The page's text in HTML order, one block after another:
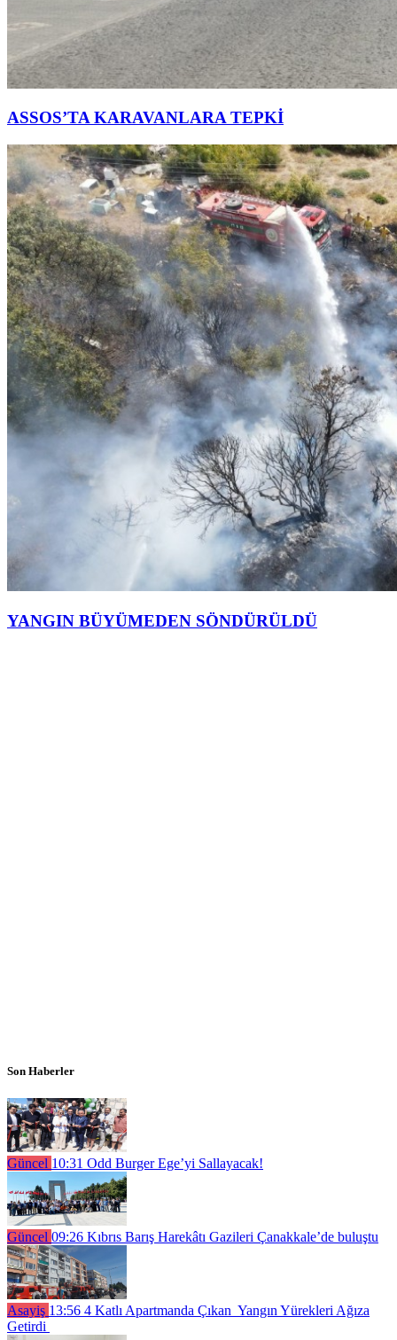
ASSOS’TA KARAVANLARA TEPKİ
YANGIN BÜYÜMEDEN SÖNDÜRÜLDÜ
Son Haberler
Güncel 10:31 Odd Burger Ege’yi Sallayacak!
Güncel 09:26 Kıbrıs Barış Harekâtı Gazileri Çanakkale’de buluştu
Asayiş 13:56 4 Katlı Apartmanda Çıkan Yangın Yürekleri Ağıza
Getirdi